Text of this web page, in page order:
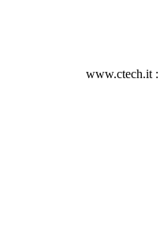
www.ctech.it